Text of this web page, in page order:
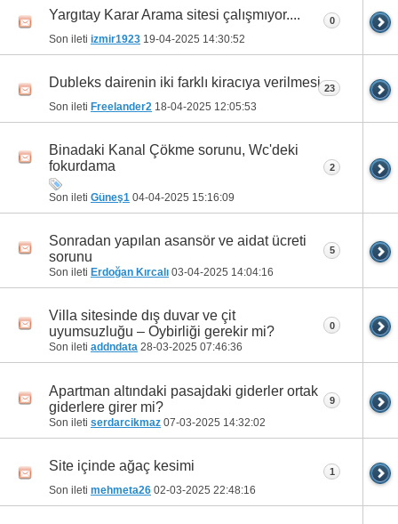
Yargıtay Karar Arama sitesi çalışmıyor....
Son ileti izmir1923 19-04-2025 14:30:52
0
Dubleks dairenin iki farklı kiracıya verilmesi
Son ileti Freelander2 18-04-2025 12:05:53
23
Binadaki Kanal Çökme sorunu, Wc'deki
fokurdama
Son ileti Güneş1 04-04-2025 15:16:09
2
Sonradan yapılan asansör ve aidat ücreti
sorunu
Son ileti Erdoğan Kırcalı 03-04-2025 14:04:16
5
Villa sitesinde dış duvar ve çit
uyumsuzluğu – Oybirliği gerekir mi?
Son ileti addndata 28-03-2025 07:46:36
0
Apartman altındaki pasajdaki giderler ortak
giderlere girer mi?
Son ileti serdarcikmaz 07-03-2025 14:32:02
9
Site içinde ağaç kesimi
Son ileti mehmeta26 02-03-2025 22:48:16
1